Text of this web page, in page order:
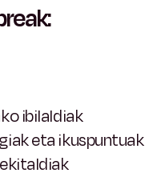
ibilaldiak
eta ikuspuntuak